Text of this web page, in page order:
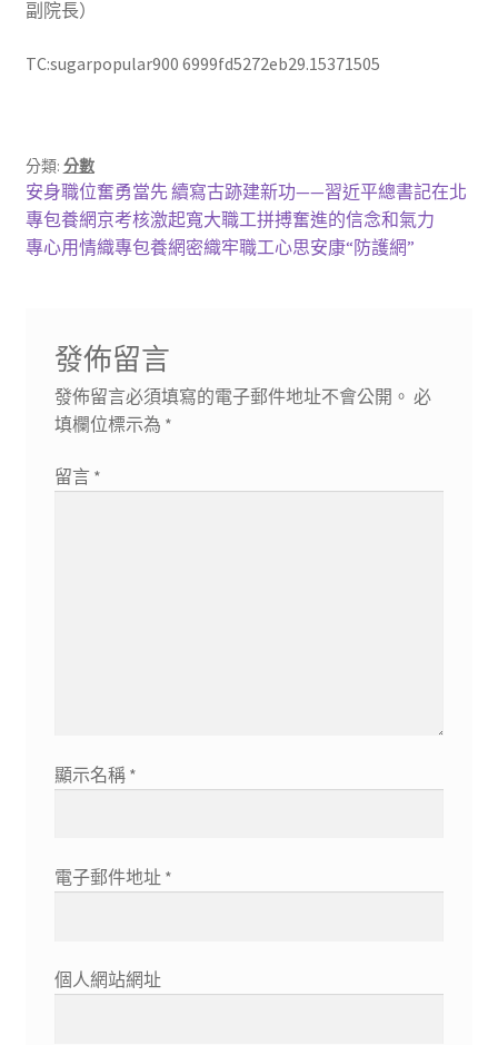
副院長）
TC:sugarpopular900 6999fd5272eb29.15371505
分類: 分數
文
章
上
一
篇
安身職位奮勇當先 續寫古跡建新功——習近平總書記在北
專包養網京考核激起寬大職工拼搏奮進的信念和氣力
下
專心用情織專包養網密織牢職工心思安康“防護網”
發佈留言
發佈留言必須填寫的電子郵件地址不會公開。 必
填欄位標示為 *
留言 *
顯示名稱 *
電子郵件地址 *
個人網站網址